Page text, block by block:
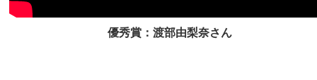
優秀賞：渡部由梨奈さん